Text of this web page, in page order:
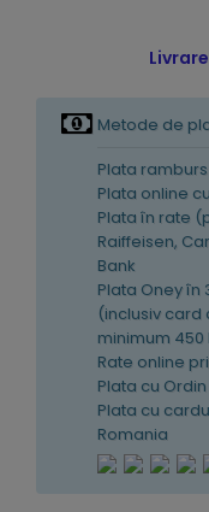
Metode de
Plata
Plata online
Plata în rate
Raiffeisen,
Bank
Plata Oney
(inclusiv
minimum 450
Rate online
Plata cu
Plata cu
Romania